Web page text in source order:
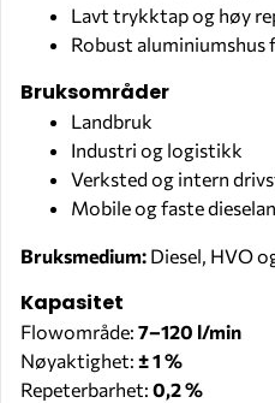
Lavt trykktap og høy
Robust aluminiumshus
Bruksområder
Landbruk
Industri og logistikk
Verksted og intern
Mobile og faste
Bruksmedium: Diesel, HVO
Kapasitet
Flowområde: 7–120 l/min
Nøyaktighet: ± 1 %
Repeterbarhet: 0,2 %